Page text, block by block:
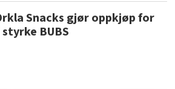
Snacks gjør oppkjøp for
styrke BUBS